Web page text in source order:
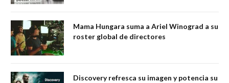
Mama Hungara suma a Ariel Winograd a su
roster global de directores
Discovery refresca su imagen y potencia su